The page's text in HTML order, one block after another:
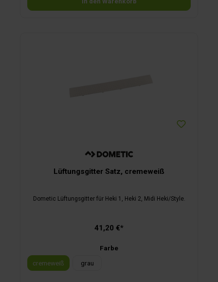
Lüftungsgitter Satz, cremeweiß
Dometic Lüftungsgitter für Heki 1, Heki 2, Midi Heki/Style.
41,20 €*
Farbe
cremeweiß
grau